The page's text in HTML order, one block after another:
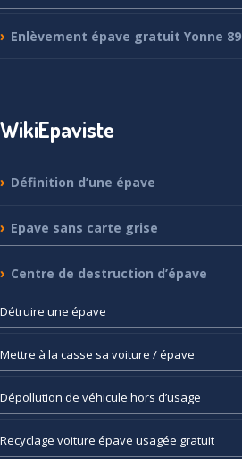
Enlèvement épave gratuit Yonne 89
WikiEpaviste
Définition d’une épave
Epave sans carte grise
Centre de destruction d’épave
Détruire une épave
Mettre à la casse sa voiture / épave
Dépollution de véhicule hors d’usage
Recyclage voiture épave usagée gratuit